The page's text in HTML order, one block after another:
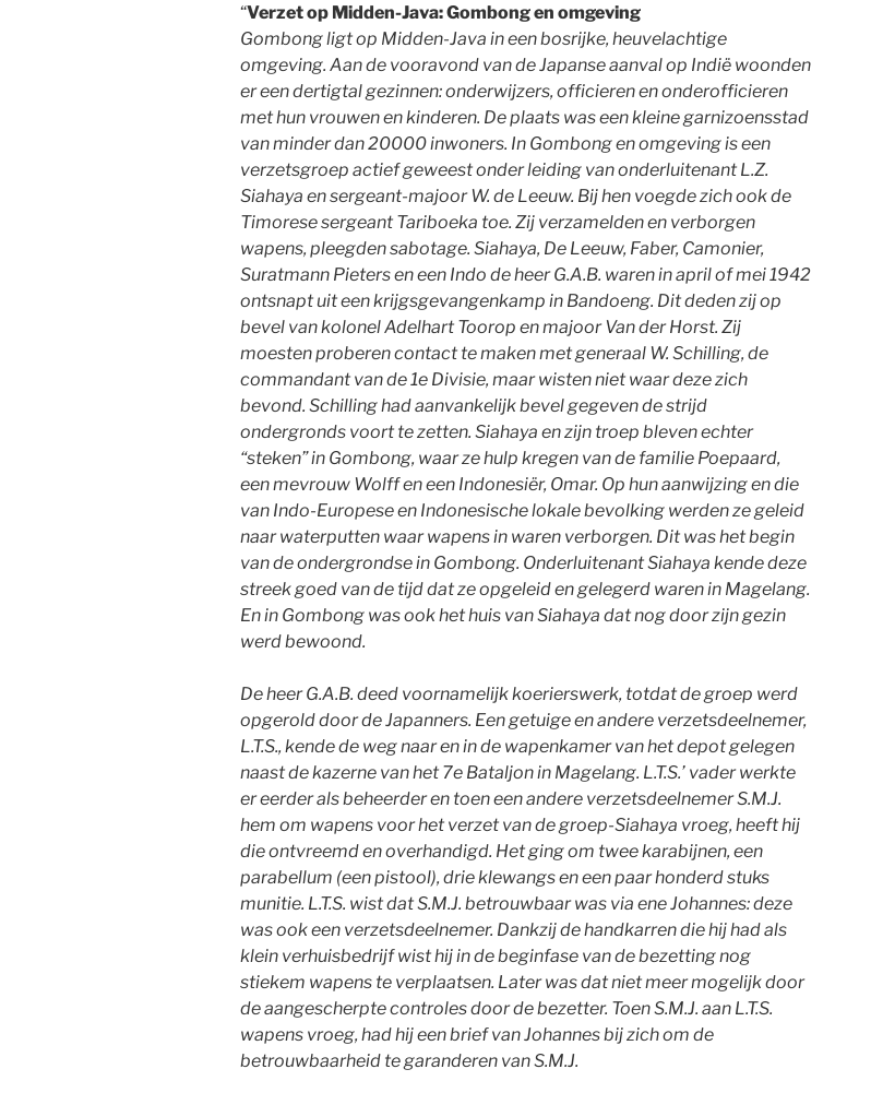
“Verzet op Midden-Java: Gombong en omgeving
Gombong ligt op Midden-Java in een bosrijke, heuvelachtige
omgeving. Aan de vooravond van de Japanse aanval op Indië woonden
er een dertigtal gezinnen: onderwijzers, officieren en onderofficieren
met hun vrouwen en kinderen. De plaats was een kleine garnizoensstad
van minder dan 20000 inwoners. In Gombong en omgeving is een
verzetsgroep actief geweest onder leiding van onderluitenant L.Z.
Siahaya en sergeant-majoor W. de Leeuw. Bij hen voegde zich ook de
Timorese sergeant Tariboeka toe. Zij verzamelden en verborgen
wapens, pleegden sabotage. Siahaya, De Leeuw, Faber, Camonier,
Suratmann Pieters en een Indo de heer G.A.B. waren in april of mei 1942
ontsnapt uit een krijgsgevangenkamp in Bandoeng. Dit deden zij op
bevel van kolonel Adelhart Toorop en majoor Van der Horst. Zij
moesten proberen contact te maken met generaal W. Schilling, de
commandant van de 1e Divisie, maar wisten niet waar deze zich
bevond. Schilling had aanvankelijk bevel gegeven de strijd
ondergronds voort te zetten. Siahaya en zijn troep bleven echter
“steken” in Gombong, waar ze hulp kregen van de familie Poepaard,
een mevrouw Wolff en een Indonesiër, Omar. Op hun aanwijzing en die
van Indo-Europese en Indonesische lokale bevolking werden ze geleid
naar waterputten waar wapens in waren verborgen. Dit was het begin
van de ondergrondse in Gombong. Onderluitenant Siahaya kende deze
streek goed van de tijd dat ze opgeleid en gelegerd waren in Magelang.
En in Gombong was ook het huis van Siahaya dat nog door zijn gezin
werd bewoond.
De heer G.A.B. deed voornamelijk koerierswerk, totdat de groep werd
opgerold door de Japanners. Een getuige en andere verzetsdeelnemer,
L.T.S., kende de weg naar en in de wapenkamer van het depot gelegen
naast de kazerne van het 7e Bataljon in Magelang. L.T.S.’ vader werkte
er eerder als beheerder en toen een andere verzetsdeelnemer S.M.J.
hem om wapens voor het verzet van de groep-Siahaya vroeg, heeft hij
die ontvreemd en overhandigd. Het ging om twee karabijnen, een
parabellum (een pistool), drie klewangs en een paar honderd stuks
munitie. L.T.S. wist dat S.M.J. betrouwbaar was via ene Johannes: deze
was ook een verzetsdeelnemer. Dankzij de handkarren die hij had als
klein verhuisbedrijf wist hij in de beginfase van de bezetting nog
stiekem wapens te verplaatsen. Later was dat niet meer mogelijk door
de aangescherpte controles door de bezetter. Toen S.M.J. aan L.T.S.
wapens vroeg, had hij een brief van Johannes bij zich om de
betrouwbaarheid te garanderen van S.M.J.